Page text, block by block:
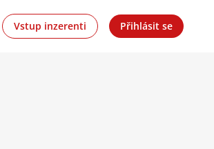
Vstup inzerenti Přihlásit se